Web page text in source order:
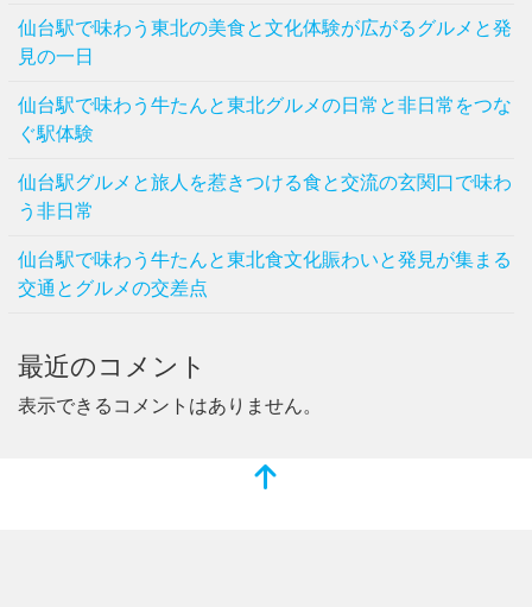
仙台駅で味わう東北の美食と文化体験が広がるグルメと発
見の一日
仙台駅で味わう牛たんと東北グルメの日常と非日常をつな
ぐ駅体験
仙台駅グルメと旅人を惹きつける食と交流の玄関口で味わ
う非日常
仙台駅で味わう牛たんと東北食文化賑わいと発見が集まる
交通とグルメの交差点
最近のコメント
表示できるコメントはありません。